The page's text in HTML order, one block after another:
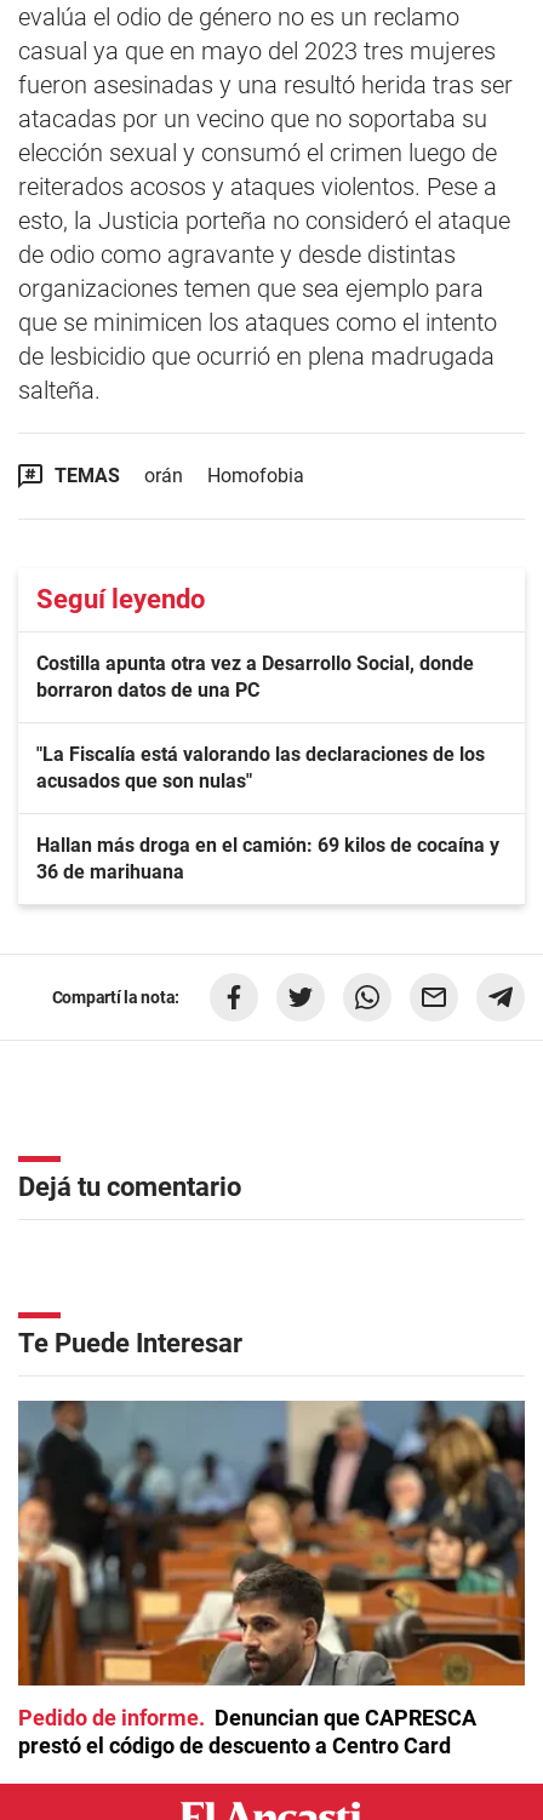
evalúa el odio de género no es un reclamo
casual ya que en mayo del 2023 tres mujeres
fueron asesinadas y una resultó herida tras ser
atacadas por un vecino que no soportaba su
elección sexual y consumó el crimen luego de
reiterados acosos y ataques violentos. Pese a
esto, la Justicia porteña no consideró el ataque
de odio como agravante y desde distintas
organizaciones temen que sea ejemplo para
que se minimicen los ataques como el intento
de lesbicidio que ocurrió en plena madrugada
salteña.
TEMAS orán Homofobia
Seguí leyendo
Costilla apunta otra vez a Desarrollo Social, donde
borraron datos de una PC
"La Fiscalía está valorando las declaraciones de los
acusados que son nulas"
Hallan más droga en el camión: 69 kilos de cocaína y
36 de marihuana
Compartí la nota:
Dejá tu comentario
Te Puede Interesar
Pedido de informe
Denuncian que CAPRESCA
prestó el código de descuento a Centro Card